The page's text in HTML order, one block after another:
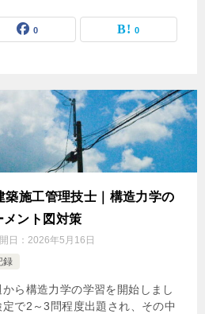
0 0
築施工管理技士｜構造力学の
ント図対策
日： 2026年5月16日
録
ら構造力学の学習を開始しまし
で2～3問程度出題され、その中